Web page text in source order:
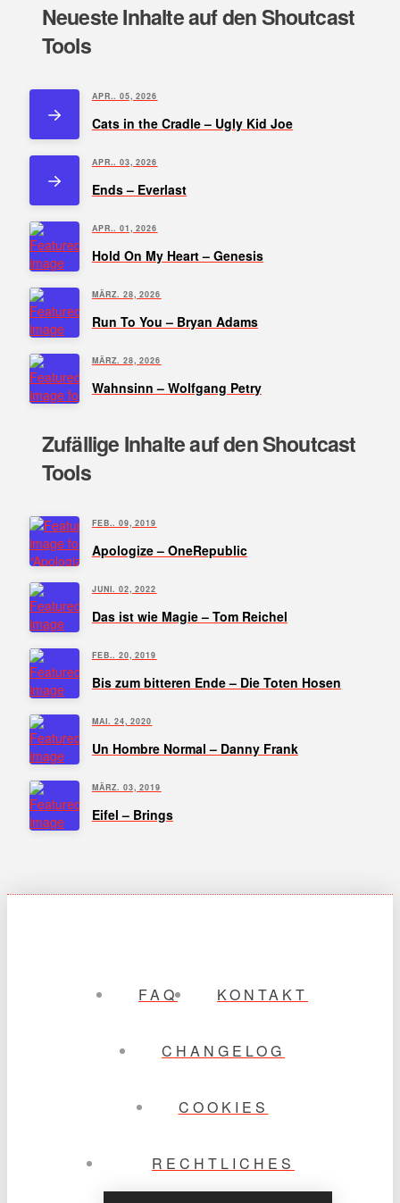
Neueste Inhalte auf den Shoutcast
Tools
APR.. 05, 2026
Cats in the Cradle – Ugly Kid Joe
APR.. 03, 2026
Ends – Everlast
APR.. 01, 2026
Hold On My Heart – Genesis
MÄRZ. 28, 2026
Run To You – Bryan Adams
MÄRZ. 28, 2026
Wahnsinn – Wolfgang Petry
Zufällige Inhalte auf den Shoutcast
Tools
FEB.. 09, 2019
Apologize – OneRepublic
JUNI. 02, 2022
Das ist wie Magie – Tom Reichel
FEB.. 20, 2019
Bis zum bitteren Ende – Die Toten Hosen
MAI. 24, 2020
Un Hombre Normal – Danny Frank
MÄRZ. 03, 2019
Eifel – Brings
FAQ KONTAKT
CHANGELOG
COOKIES
RECHTLICHES